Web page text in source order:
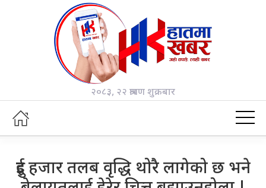
२०८३, २२ श्रावण शुक्रबार
दुई हजार तलब वृद्धि थोरै लागेको छ भने